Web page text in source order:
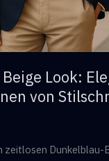
Look:
von
zeitlosen Dunkelblau-